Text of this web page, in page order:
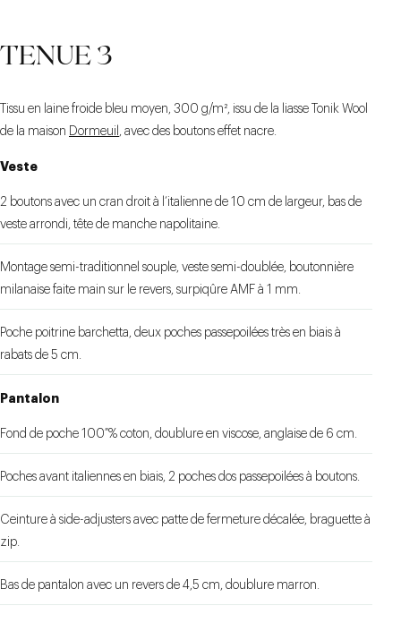
PASSEPOILÉES
CM
ADJUSTERS AVEC
DÉCALÉE
TENUE 3
Tissu en laine froide bleu moyen, 300 g/m², issu de la liasse Tonik Wool
de la maison Dormeuil , avec des boutons effet nacre.
Veste
2 boutons avec un cran droit à l’italienne de 10 cm de largeur, bas de
veste arrondi, tête de manche napolitaine.
Montage semi-traditionnel souple, veste semi-doublée, boutonnière
milanaise faite main sur le revers, surpiqûre AMF à 1 mm.
Poche poitrine barchetta, deux poches passepoilées très en biais à
rabats de 5 cm.
Pantalon
Fond de poche 100 % coton, doublure en viscose, anglaise de 6 cm.
Poches avant italiennes en biais, 2 poches dos passepoilées à boutons.
Ceinture à side-adjusters avec patte de fermeture décalée, braguette à
zip.
Bas de pantalon avec un revers de 4,5 cm, doublure marron.